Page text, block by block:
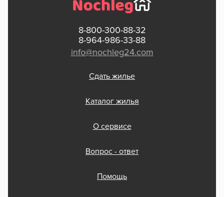
8-800-300-88-32
8-964-986-33-88
info@nochleg24.com
Сдать жилье
Каталог жилья
О сервисе
Вопрос - ответ
Помощь